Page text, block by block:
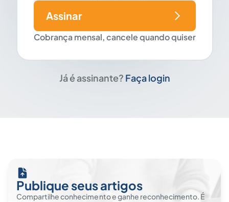
Cobrança mensal, cancele quando quiser
Assinar
Já é assinante? Faça login
Publique seus artigos
Compartilhe conhecimento e ganhe reconhecimento. É